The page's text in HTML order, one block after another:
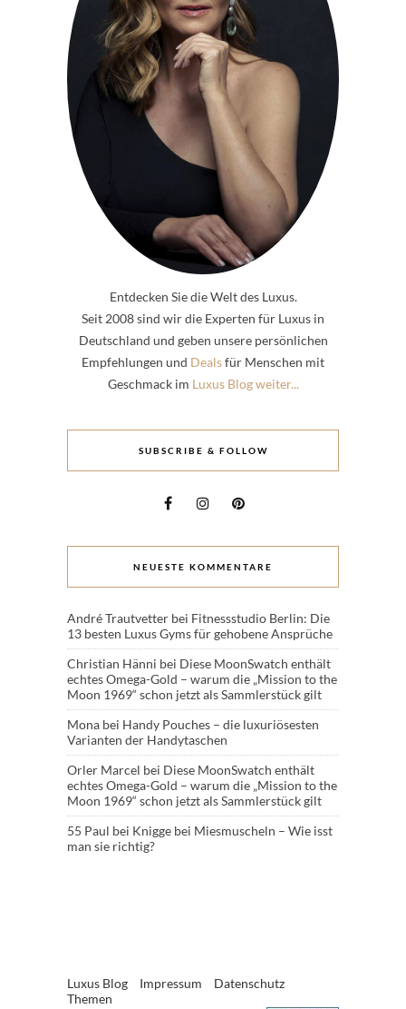
Entdecken Sie die Welt des Luxus.
Seit 2008 sind wir die Experten für Luxus in
Deutschland und geben unsere persönlichen
Empfehlungen und Dealsfür Menschen mit
Geschmack im Luxus Blog weiter...
SUBSCRIBE & FOLLOW
NEUESTE KOMMENTARE
André Trautvetter bei Fitnessstudio Berlin: Die
13 besten Luxus Gyms für gehobene Ansprüche
Christian Hänni bei Diese MoonSwatch enthält
echtes Omega-Gold – warum die „Mission to the
Moon 1969“ schon jetzt als Sammlerstück gilt
Mona bei Handy Pouches – die luxuriösesten
Varianten der Handytaschen
Orler Marcel bei Diese MoonSwatch enthält
echtes Omega-Gold – warum die „Mission to the
Moon 1969“ schon jetzt als Sammlerstück gilt
55 Paul bei Knigge bei Miesmuscheln – Wie isst
man sie richtig?
Luxus Blog Impressum
Datenschutz
Themen